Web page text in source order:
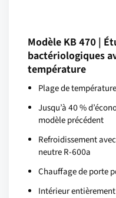
Modèle KB 470 |
bactériologiques
température
Plage de
Jusqu’à 40 %
modèle précédent
Refroidissement
neutre R-600a
Chauffage de porte
Intérieur